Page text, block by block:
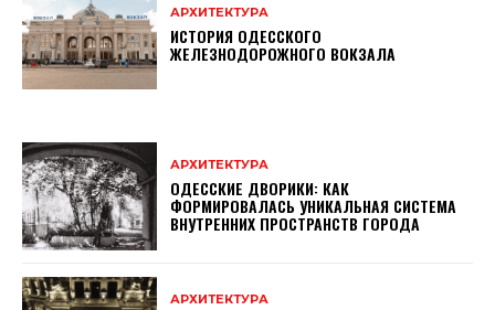
АРХИТЕКТУРА
ИСТОРИЯ ОДЕССКОГО
ЖЕЛЕЗНОДОРОЖНОГО ВОКЗАЛА
АРХИТЕКТУРА
ОДЕССКИЕ ДВОРИКИ: КАК
ФОРМИРОВАЛАСЬ УНИКАЛЬНАЯ СИСТЕМА
ВНУТРЕННИХ ПРОСТРАНСТВ ГОРОДА
АРХИТЕКТУРА